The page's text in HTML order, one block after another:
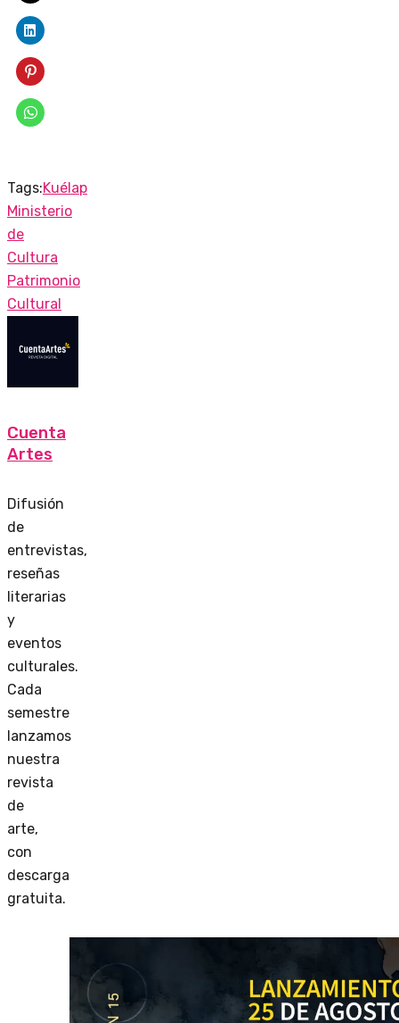
Tags:Kuélap
Ministerio
de
Cultura
Patrimonio
Cultural
Cuenta
Artes
Difusión
de
entrevistas,
reseñas
literarias
y
eventos
culturales.
Cada
semestre
lanzamos
nuestra
revista
de
arte,
con
descarga
gratuita.